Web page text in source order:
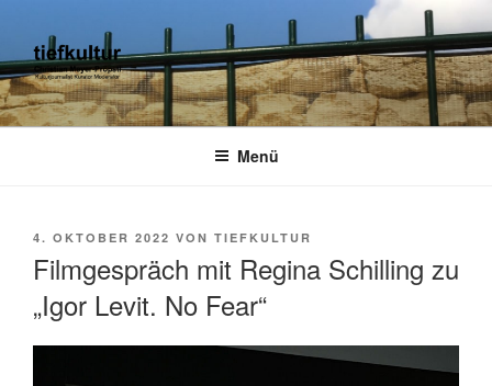
springen
TIEFKULTUR
kulturjournalist kurator moderator
Menü
VERÖFFENTLICHT
4. OKTOBER 2022 VON TIEFKULTUR
Filmgespräch mit Regina Schilling zu
„Igor Levit. No Fear“